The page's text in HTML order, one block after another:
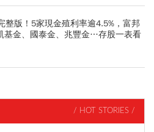
整版！5家現金殖利率逾4.5%，富邦
基金、國泰金、兆豐金…存股一表看
/ HOT STORIES /